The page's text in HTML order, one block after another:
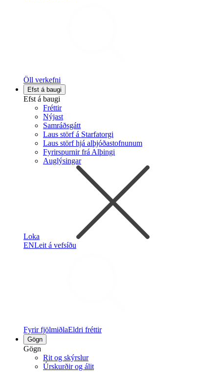
Öll verkefni
Efst á baugi
Efst á baugi
Fréttir
Nýjast
Samráðsgátt
Laus störf á Starfatorgi
Laus störf hjá alþjóðastofnunum
Fyrirspurnir frá Alþingi
Auglýsingar
Loka
ENLeit á vefsíðu
Fyrir fjölmiðlaEldri fréttir
Gögn
Gögn
Rit og skýrslur
Úrskurðir og álit